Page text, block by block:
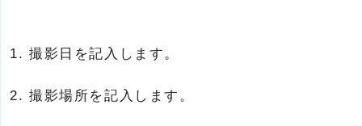
撮影日を記入します。
撮影場所を記入します。